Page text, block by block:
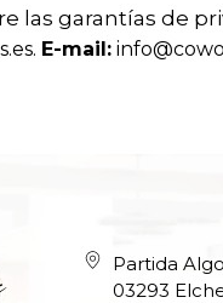
las garantías de
E-mail:
Partida
03293